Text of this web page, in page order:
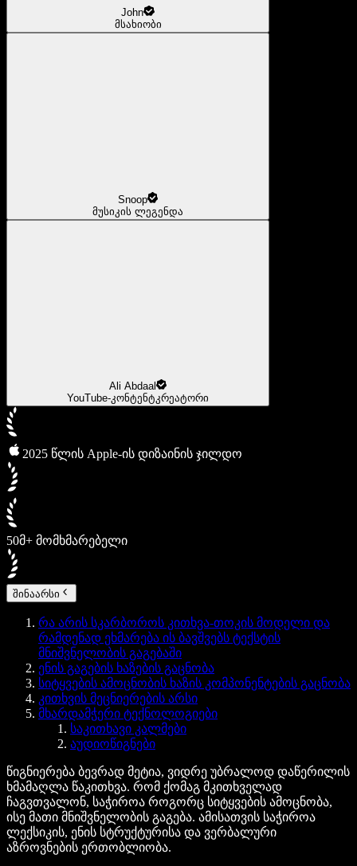
John
მსახიობი
Snoop
მუსიკის ლეგენდა
Ali Abdaal
YouTube-კონტენტკრეატორი
2025 წლის Apple-ის დიზაინის ჯილდო
50მ+ მომხმარებელი
შინაარსი
რა არის სკარბოროს კითხვა-თოკის მოდელი და
რამდენად ეხმარება ის ბავშვებს ტექსტის
მნიშვნელობის გაგებაში
ენის გაგების ხაზების გაცნობა
სიტყვების ამოცნობის ხაზის კომპონენტების გაცნობა
კითხვის მეცნიერების არსი
მხარდამჭერი ტექნოლოგიები
საკითხავი კალმები
აუდიოწიგნები
წიგნიერება ბევრად მეტია, ვიდრე უბრალოდ დაწერილის
ხმამაღლა წაკითხვა. რომ ქომაგ მკითხველად
ჩაგვთვალონ, საჭიროა როგორც სიტყვების ამოცნობა,
ისე მათი მნიშვნელობის გაგება. ამისათვის საჭიროა
ლექსიკის, ენის სტრუქტურისა და ვერბალური
აზროვნების ერთობლიობა.